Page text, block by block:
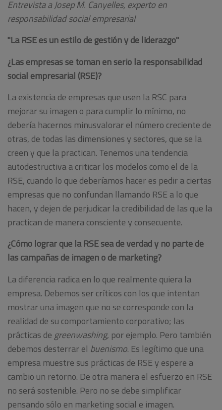
Entrevista a Josep M. Canyelles, experto en
responsabilidad social empresarial
"La RSE es un estilo de gestión y de liderazgo"
¿Las empresas se toman en serio la responsabilidad
social empresarial (RSE)?
La existencia de empresas que usen la RSC para
mejorar su imagen o para cumplir lo mínimo, no
debería hacernos minusvalorar el número creciente de
otras, de todas las dimensiones y sectores, que se la
creen y que la practican. Tenemos una tendencia
autodestructiva a criticar los modelos como el de la
RSE, cuando lo que deberíamos hacer es pedir a ciertas
empresas que no confundan llamando RSE a lo que
hacen, y dejen de perjudicar la credibilidad de las que la
practican de manera consciente y consecuente.
¿Cómo lograr que la RSE sea de verdad y no parte de
las campañas de imagen o de marketing?
La diferencia radica en lo que realmente quiera la
empresa. Debemos ser críticos con los que intentan
mostrar una imagen que no se corresponde con la
realidad de su comportamiento corporativo; las
prácticas de greenwashing, por ejemplo. Pero también
debemos desterrar el buenismo. Es legítimo que una
empresa muestre sus prácticas de RSE y espere a
cambio un retorno. De otra manera el esfuerzo en RSE
no será sostenible. Pero no se debe simplificar
pensando sólo en marketing social e imagen.